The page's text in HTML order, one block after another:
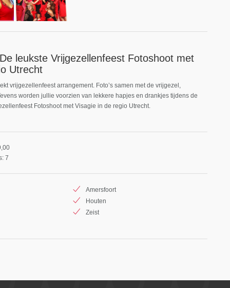
leukste Vrijgezellenfeest Fotoshoot met
Utrecht
vrijgezellenfeest arrangement. Foto’s samen met de vrijgezel,
worden jullie voorzien van lekkere hapjes en drankjes tijdens de
Fotoshoot met Visagie in de regio Utrecht.
7
Amersfoort
Houten
Zeist